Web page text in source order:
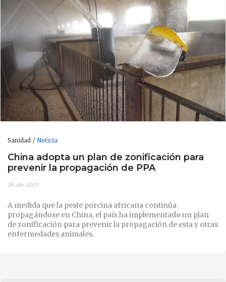
Sanidad Noticia
China adopta un plan de zonificación para
prevenir la propagación de PPA
26-abr-2021
A medida que la peste porcina africana continúa
propagándose en China, el país ha implementado un plan
de zonificación para prevenir la propagación de esta y otras
enfermedades animales.